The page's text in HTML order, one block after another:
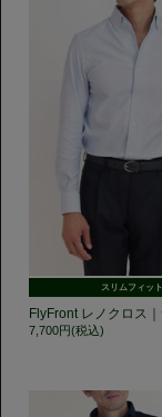
スリムフィット
FlyFront レノクロス
7,700円(税込)